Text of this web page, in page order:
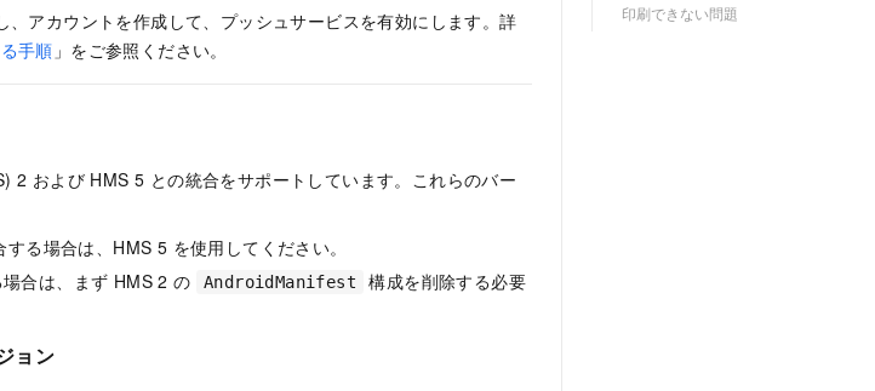
アカウントを作成して、プッシュサービスを有効にします。詳
手順 」をご参照ください。
および HMS 5 との統合をサポートしています。これらのバー
る場合は、HMS 5 を使用してください。
合は、まず HMS 2 の
AndroidManifest
構成を削除する必要
ョン
印刷できない問題